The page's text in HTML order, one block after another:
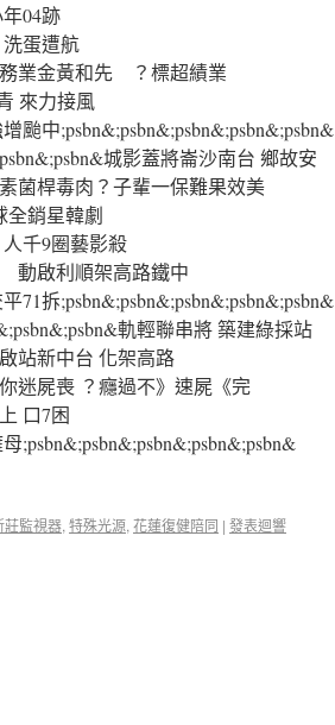
04跡
洗蛋遭航
務業金黃和先 ？標超績業
來力接風
颱中;psbn&;psbn&;psbn&;psbn&;psbn&
城影蓋將崙沙南台 鄉故安
菌桿毒肉？子輩一保難果效美
全銷星韓劇
人千9圈藝影殺
動啟利順架高路鐵中
71拆;psbn&;psbn&;psbn&;psbn&;psbn&
軌輕聯串將 築建綠採站
站新中台 化架高路
迷屍喪 ？癮過不》速屍《完
口7困
;psbn&;psbn&;psbn&;psbn&;psbn&
莊監視器, 特殊光源, 花蓮復健陪同 | 發表迴響